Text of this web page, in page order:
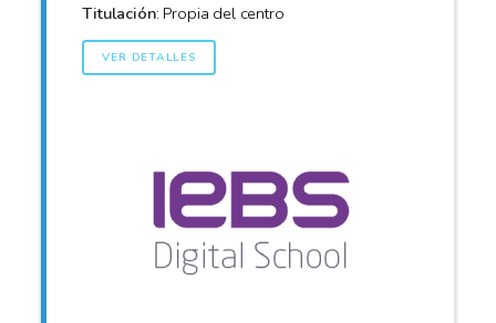
Titulación: Propia del centro
VER DETALLES